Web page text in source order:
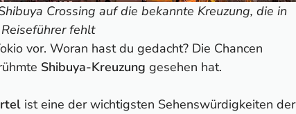
Crossing auf die bekannte Kreuzung, die in
fehlt
vor. Woran hast du gedacht? Die Chancen
Shibuya-Kreuzung gesehen hat.
ist eine der wichtigsten Sehenswürdigkeiten der